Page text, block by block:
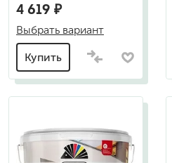
4 619 ₽
Выбрать вариант
Купить